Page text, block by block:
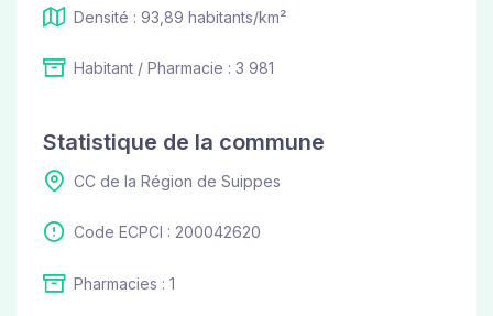
Densité : 93,89 habitants/km²
Habitant / Pharmacie : 3 981
Statistique de la commune
CC de la Région de Suippes
Code ECPCI : 200042620
Pharmacies : 1